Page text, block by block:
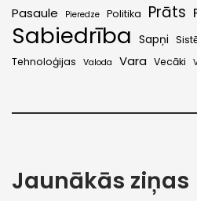
Pasaule Pieredze Politika Prāts
Sabiedrība Sapņi
Tehnoloģijas Valoda Vara Vecāki
Jaunākās ziņas